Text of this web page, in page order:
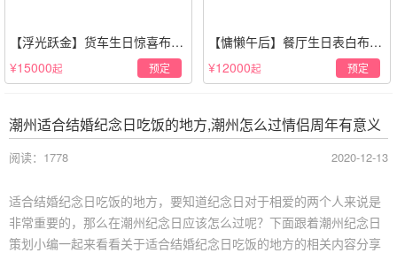
【浮光跃金】货车生日惊喜布置
·经典白色系
¥15000起 预定
【慵懒午后】餐厅生日表白布置
场景·轻奢白色系
¥12000起 预定
潮州适合结婚纪念日吃饭的地方,潮州怎么过情侣周年有意义
阅读：1778 2020-12-13
适合结婚纪念日吃饭的地方，要知道纪念日对于相爱的两个人来说是
非常重要的，那么在潮州纪念日应该怎么过呢？下面跟着潮州纪念日
策划小编一起来看看关于适合结婚纪念日吃饭的地方的相关内容分享